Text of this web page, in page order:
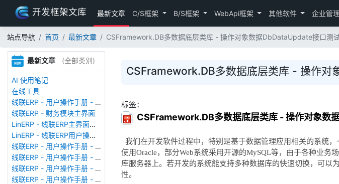
开发框架文库 最新文章 C/S框架 B/S框架 WebApi框架 其他软件 企业管
站点导航 首页 最新文章 CSFramework.DB多数据底层类库 - 操作对象数据DbDataUpdate接口测
最新文章 (全部类别)
AI 使用笔记
在线工具
线联ERP - 用户操作手册 - 存货期初
线联ERP - 财务模块主界面
LinERP - 线联ERP主界面（HOME）
LinERP - 线联ERP用户操作手册 - 系统登陆
线联ERP - 用户操作手册 - 查看在线用户
线联ERP - 用户操作手册 - 数据备份
线联ERP - 用户操作手册 - 工厂管理
线联ERP - 用户操作手册 - 帐套管理
CSFramework.DB多数据底层类库 - 操作对
标签：
CSFramework.DB多数据底层类库 - 操作对象数
我们在开发软件过程中，特别是基于数据管理应用相关的系统
使用Oracle，部分Web系统采用开源的MySQL等，由于各种业
库服务器上。若开发的系统能支持多种数据库的快速切换，可
性。